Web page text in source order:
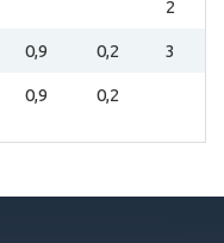
2
0,9 0,2 3
0,9 0,2